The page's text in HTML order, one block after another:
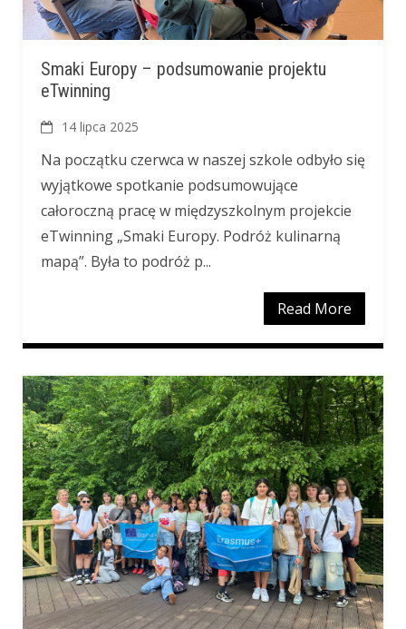
Smaki Europy – podsumowanie projektu
eTwinning
14 lipca 2025
Na początku czerwca w naszej szkole odbyło się
wyjątkowe spotkanie podsumowujące
całoroczną pracę w międzyszkolnym projekcie
eTwinning „Smaki Europy. Podróż kulinarną
mapą”. Była to podróż p...
Read More